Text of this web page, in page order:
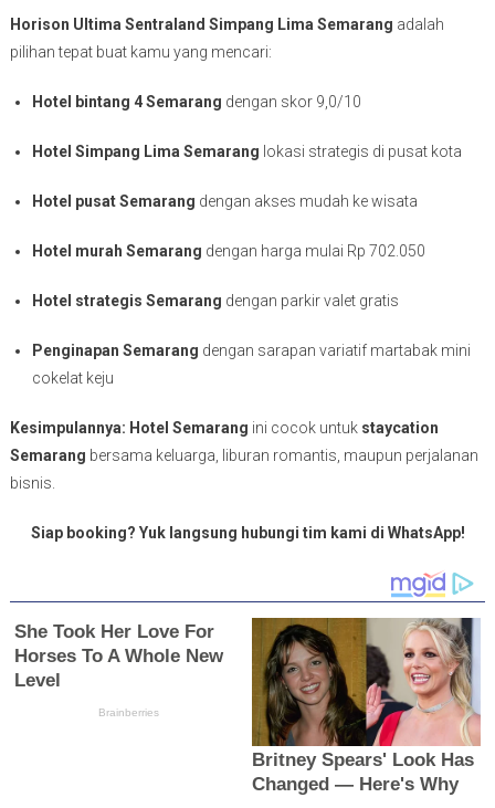
Horison Ultima Sentraland Simpang Lima Semarang adalah
pilihan tepat buat kamu yang mencari:
Hotel bintang 4 Semarang dengan skor 9,0/10
Hotel Simpang Lima Semarang lokasi strategis di pusat kota
Hotel pusat Semarang dengan akses mudah ke wisata
Hotel murah Semarang dengan harga mulai Rp 702.050
Hotel strategis Semarang dengan parkir valet gratis
Penginapan Semarang dengan sarapan variatif martabak mini
cokelat keju
Kesimpulannya: Hotel Semarang ini cocok untuk staycation
Semarang bersama keluarga, liburan romantis, maupun perjalanan
bisnis.
Siap booking? Yuk langsung hubungi tim kami di WhatsApp!